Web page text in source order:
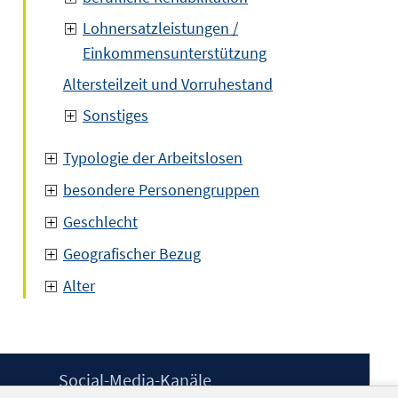
Lohnersatzleistungen /
Einkommensunterstützung
Altersteilzeit und Vorruhestand
Sonstiges
Typologie der Arbeitslosen
besondere Personengruppen
Geschlecht
Geografischer Bezug
Alter
Social-Media-Kanäle